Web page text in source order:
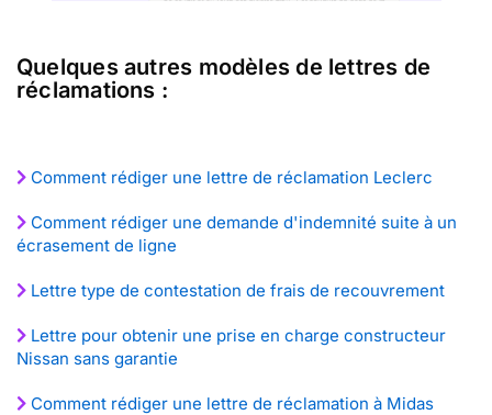
Quelques autres modèles de lettres de
réclamations :
Comment rédiger une lettre de réclamation Leclerc
Comment rédiger une demande d'indemnité suite à un
écrasement de ligne
Lettre type de contestation de frais de recouvrement
Lettre pour obtenir une prise en charge constructeur
Nissan sans garantie
Comment rédiger une lettre de réclamation à Midas